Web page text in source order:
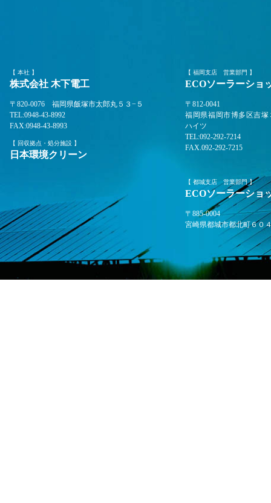
【 本社 】
株式会社 木下電工
〒820-0076 福岡県飯塚市太郎丸５３−５
TEL:0948-43-8992
FAX:0948-43-8993
【 回収拠点・処分施設 】
日本環境クリーン
【 福岡支店 営業部門 】
ECOソーラーショ
〒812-0041
福岡県福岡市博多区吉
ハイツ
TEL:092-292-7214
FAX.092-292-7215
【 都城支店 営業部門 】
ECOソーラーシ
〒885-0004
宮崎県都城市都北町６０